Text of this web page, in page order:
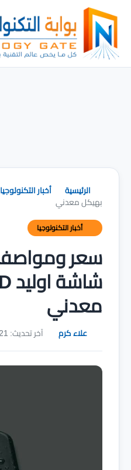
الرئيسية أخبار التكنولوجيا
بهيكل معدني
أخبار التكنولوجيا
معدني
علاء كرم آخر تحديث: 21 اغسطس 2021